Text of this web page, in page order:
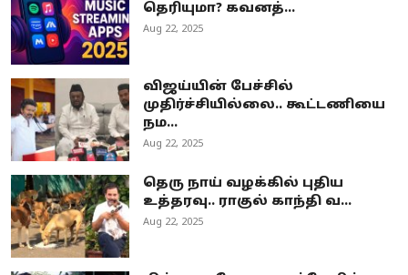
தெரியுமா? கவனத்...
Aug 22, 2025
விஜய்யின் பேச்சில்
முதிர்ச்சியில்லை.. கூட்டணியை
நம...
Aug 22, 2025
தெரு நாய் வழக்கில் புதிய
உத்தரவு.. ராகுல் காந்தி வ...
Aug 22, 2025